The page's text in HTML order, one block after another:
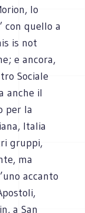
lo
con quello a
is not
e ancora,
Sociale
anche il
per la
Italia
gruppi,
ma
accanto
a San